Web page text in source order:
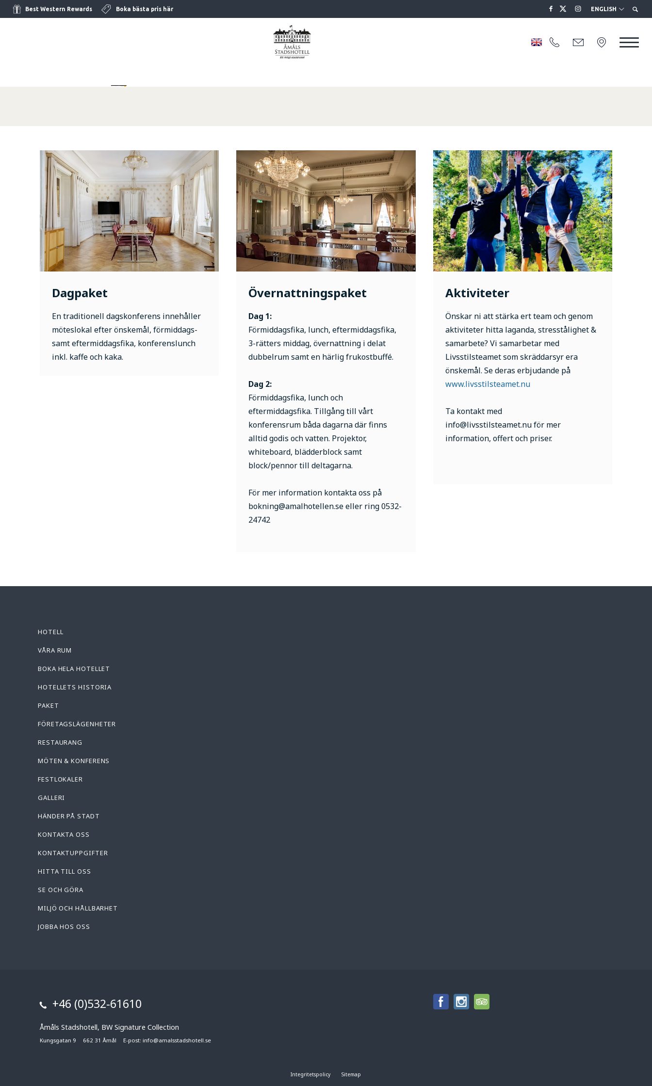
Best Western Rewards Boka bästa pris här ENGLISH
Dagpaket
En traditionell dagskonferens innehåller
möteslokal efter önskemål, förmiddags-
samt eftermiddagsfika, konferenslunch
inkl. kaffe och kaka.
Övernattningspaket
Dag 1:
Förmiddagsfika, lunch, eftermiddagsfika,
3-rätters middag, övernattning i delat
dubbelrum samt en härlig frukostbuffé.
Dag 2:
Förmiddagsfika, lunch och
eftermiddagsfika. Tillgång till vårt
konferensrum båda dagarna där finns
alltid godis och vatten. Projektor,
whiteboard, blädderblock samt
block/pennor till deltagarna.
För mer information kontakta o ss på
bokning@amalhotellen.se eller ring 0532-
24742
Aktiviteter
Önskar ni att stärka ert team och genom
aktiviteter hitta laganda, stresstålighet &
samarbete? Vi samarbetar med
Livsstilsteamet som skräddarsyr era
önskemål. Se deras erbjudande på
www.livsstilsteamet.nu
Ta kontakt med
info@livsstilsteamet.nu för mer
information, offert och priser.
HOTELL
VÅRA RUM
BOKA HELA HOTELLET
HOTELLETS HISTORIA
PAKET
FÖRETAGSLÄGENHETER
RESTAURANG
MÖTEN & KONFERENS
FESTLOKALER
GALLERI
HÄNDER PÅ STADT
KONTAKTA OSS
KONTAKTUPPGIFTER
HITTA TILL OSS
SE OCH GÖRA
MILJÖ OCH HÅLLBARHET
JOBBA HOS OSS
+46 (0)532-61610
Åmåls Stadshotell, BW Signature Collection
Kungsgatan 9 662 31 Åmål E-post: info@amalsstadshotell.se
Integritetspolicy Sitemap